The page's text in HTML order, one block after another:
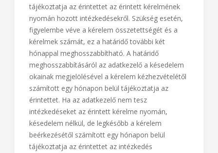
tájékoztatja az érintettet az érintett kérelmének
nyomán hozott intézkedésekről. Szükség esetén,
figyelembe véve a kérelem összetettségét és a
kérelmek számát, ez a határidő további két
hónappal meghosszabbítható. A határidő
meghosszabbításáról az adatkezelő a késedelem
okainak megjelölésével a kérelem kézhezvételétől
számított egy hónapon belül tájékoztatja az
érintettet. Ha az adatkezelő nem tesz
intézkedéseket az érintett kérelme nyomán,
késedelem nélkül, de legkésőbb a kérelem
beérkezésétől számított egy hónapon belül
tájékoztatja az érintettet az intézkedés